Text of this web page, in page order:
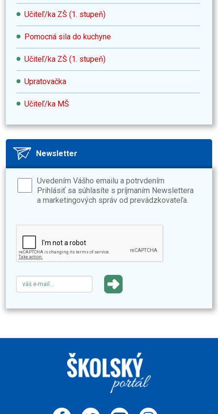
Učiteľ/ka ZŠ (1. stupeň)
Pomocná sila do kuchyne
Učiteľ/ka ZŠ (1. stupeň)
Upratovačka
Učiteľ/ka MŠ
Newsletter
Uvedením Vášho emailu a potrvdením
Prihlásiť sa súhlasíte s príjmaním Newslettera
a marketingových správ od prevádzkovateľa.